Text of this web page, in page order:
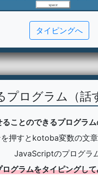
タイピングへ
プログラム（話
ことのできるプログラ
押すとkotoba変数の文
JavaScriptのプログラ
ログラムをタイピングし